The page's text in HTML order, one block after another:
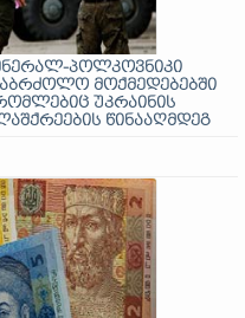
პოლკოვნიკი
მოქმედებებში
უკრაინის
წინააღმდეგ